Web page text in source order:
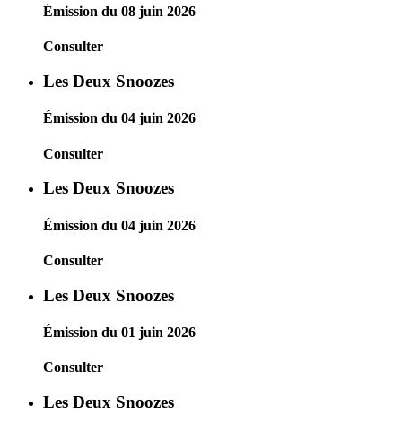
Émission du 08 juin 2026
Consulter
Les Deux Snoozes
Émission du 04 juin 2026
Consulter
Les Deux Snoozes
Émission du 04 juin 2026
Consulter
Les Deux Snoozes
Émission du 01 juin 2026
Consulter
Les Deux Snoozes